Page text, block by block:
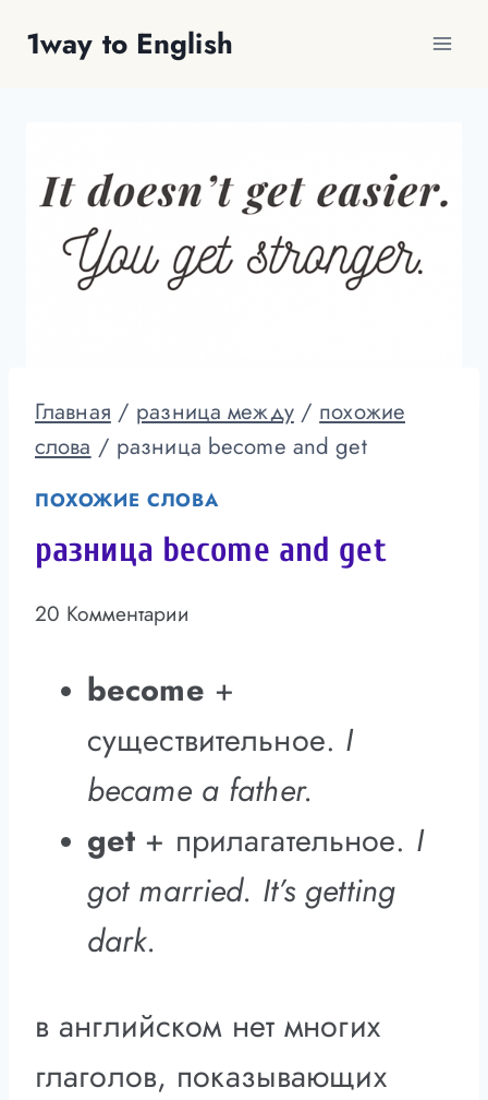
1way to English
Главная / разница между / похожие
слова / разница become and get
ПОХОЖИЕ СЛОВА
разница become and get
20 Комментарии
become +
существительное. I
became a father.
get + прилагательное. I
got married. It’s getting
dark.
в английском нет многих
глаголов, показывающих